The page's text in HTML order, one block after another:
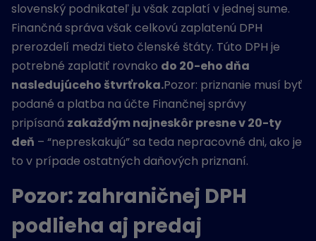
slovenský podnikateľ ju však zaplatí v jednej sume.
Finančná správa však celkovú zaplatenú DPH
prerozdelí medzi tieto členské štáty. Túto DPH je
potrebné zaplatiť rovnako do 20-eho dňa
nasledujúceho štvrťroka.Pozor: priznanie musí byť
podané a platba na účte Finančnej správy
pripísaná zakaždým najneskôr presne v 20-ty
deň – “nepreskakujú” sa teda nepracovné dni, ako je
to v prípade ostatných daňových priznaní.
Pozor: zahraničnej DPH
podlieha aj predaj